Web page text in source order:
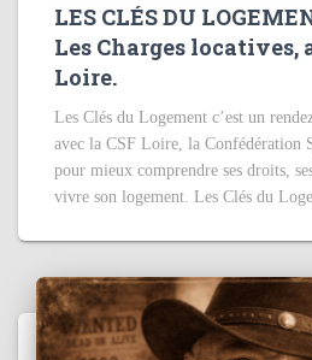
LES CLÉS DU
Les Charges locatives,
Loire.
Les Clés du Logement c’est un
avec la CSF Loire, la Confédération
pour mieux comprendre ses droits,
vivre son logement. Les Clés du